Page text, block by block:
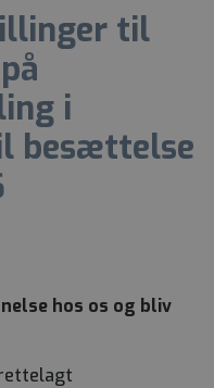
til
i
besættelse
hos os og bliv